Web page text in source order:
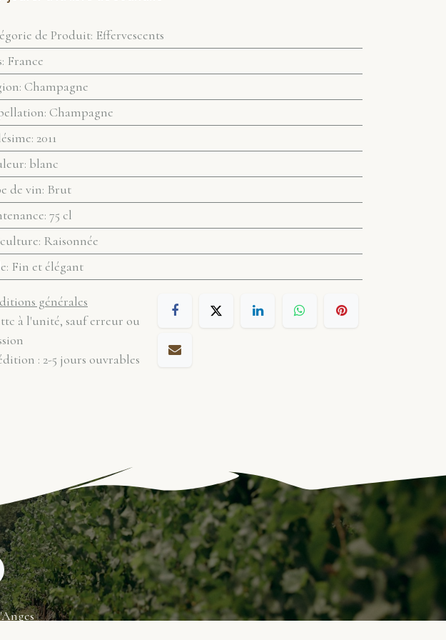
de Produit: Effervescents
: France
: Champagne
: Champagne
: 2011
: blanc
de vin: Brut
: 75 cl
: Raisonnée
: Fin et élégant
générales
à l'unité, sauf erreur ou
: 2-5 jours ouvrables